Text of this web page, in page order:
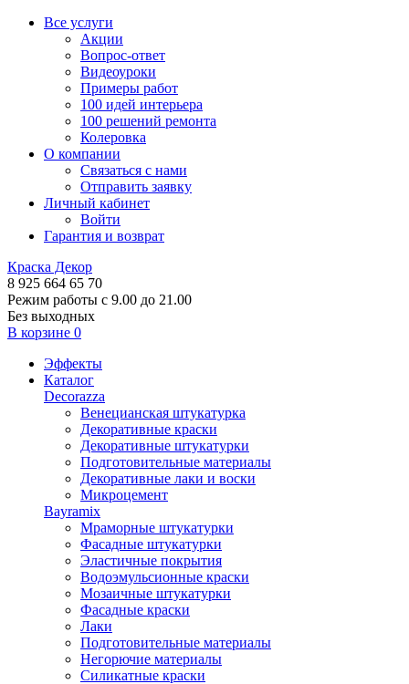
Все услуги
Акции
Вопрос-ответ
Видеоуроки
Примеры работ
100 идей интерьера
100 решений ремонта
Колеровка
О компании
Связаться с нами
Отправить заявку
Личный кабинет
Войти
Гарантия и возврат
Краска Декор
8 925 664 65 70
Режим работы с 9.00 до 21.00
Без выходных
В корзине 0
Эффекты
Каталог
Decorazza
Венецианская штукатурка
Декоративные краски
Декоративные штукатурки
Подготовительные материалы
Декоративные лаки и воски
Микроцемент
Bayramix
Мраморные штукатурки
Фасадные штукатурки
Эластичные покрытия
Водоэмульсионные краски
Мозаичные штукатурки
Фасадные краски
Лаки
Подготовительные материалы
Негорючие материалы
Силикатные краски